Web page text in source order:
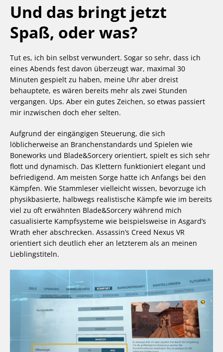
Und das bringt jetzt
Spaß, oder was?
Tut es, ich bin selbst verwundert. Sogar so sehr, dass ich
eines Abends fest davon überzeugt war, maximal 30
Minuten gespielt zu haben, meine Uhr aber dreist
behauptete, es wären bereits mehr als zwei Stunden
vergangen. Ups. Aber ein gutes Zeichen, so etwas passiert
mir inzwischen doch eher selten.
Aufgrund der eingängigen Steuerung, die sich
löblicherweise an Branchenstandards und Spielen wie
Boneworks und Blade&Sorcery orientiert, spielt es sich sehr
flott und dynamisch. Das Klettern funktioniert elegant und
befriedigend. Am meisten Sorge hatte ich Anfangs bei den
Kämpfen. Wie Stammleser vielleicht wissen, bevorzuge ich
physikbasierte, halbwegs realistische Kämpfe wie im bereits
viel zu oft erwähnten Blade&Sorcery während mich
casualisierte Kampfsysteme wie beispielsweise in Asgard’s
Wrath eher abschrecken. Assassin’s Creed Nexus VR
orientiert sich deutlich eher an letzterem als an meinen
Lieblingstiteln.